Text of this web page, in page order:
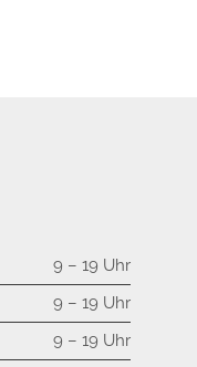
9 – 19 Uhr
9 – 19 Uhr
9 – 19 Uhr